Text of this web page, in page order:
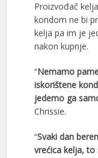
Proizvođač
kondom ne bi
kelja pa im je
nakon kupnje.
“Nemamo
iskorištene
jedemo ga
Chrissie.
“Svaki dan
vrećica kelja,